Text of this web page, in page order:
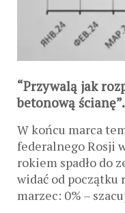
“Przywalą jak
betonową ścianę”.
W końcu marca
federalnego Rosji
rokiem spadło do
widać od początku
marzec: 0% –